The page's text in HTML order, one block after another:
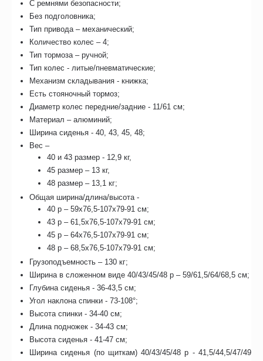
С ремнями безопасности;
Без подголовника;
Тип привода – механический;
Количество колес – 4;
Тип тормоза – ручной;
Тип колес - литые/пневматические;
Механизм складывания - книжка;
Есть стояночный тормоз;
Диаметр колес передние/задние - 11/61 см;
Материал – алюминий;
Ширина сиденья - 40, 43, 45, 48;
Вес –
40 и 43 размер - 12,9 кг,
45 размер – 13 кг,
48 размер – 13,1 кг;
Общая ширина/длина/высота -
40 р – 59х76,5-107х79-91 см;
43 р – 61,5х76,5-107х79-91 см;
45 р – 64х76,5-107х79-91 см;
48 р – 68,5х76,5-107х79-91 см;
Грузоподъемность – 130 кг;
Ширина в сложенном виде 40/43/45/48 р – 59/61,5/64/68,5 см;
Глубина сиденья - 36-43,5 см;
Угол наклона спинки - 73-108°;
Высота спинки - 34-40 см;
Длина подножек - 34-43 см;
Высота сиденья - 41-47 см;
Ширина сиденья (по щиткам) 40/43/45/48 р - 41,5/44,5/47/49